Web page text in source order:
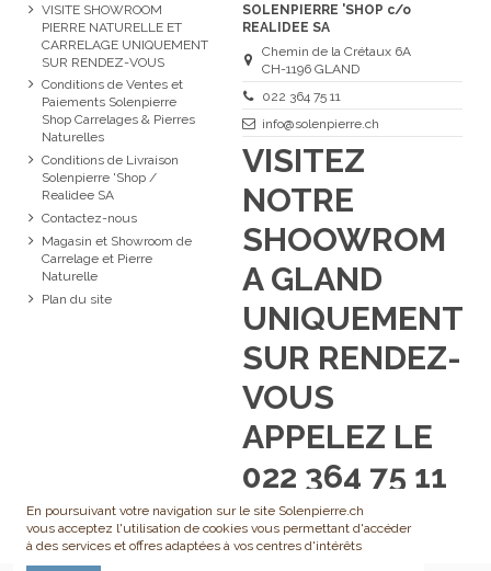
VISITE SHOWROOM
PIERRE NATURELLE ET
CARRELAGE UNIQUEMENT
SUR RENDEZ-VOUS
Conditions de Ventes et
Paiements Solenpierre
Shop Carrelages & Pierres
Naturelles
Conditions de Livraison
Solenpierre 'Shop /
Realidee SA
Contactez-nous
Magasin et Showroom de
Carrelage et Pierre
Naturelle
Plan du site
SOLENPIERRE 'SHOP c/o
REALIDEE SA
Chemin de la Crétaux 6A
CH-1196 GLAND
022 364 75 11
info@solenpierre.ch
VISITEZ
NOTRE
SHOOWROM
A GLAND
UNIQUEMENT
SUR RENDEZ-
VOUS
APPELEZ LE
022 364 75 11
En poursuivant votre navigation sur le site Solenpierre.ch
vous acceptez l'utilisation de cookies vous permettant d'accéder
à des services et offres adaptées à vos centres d'intérêts